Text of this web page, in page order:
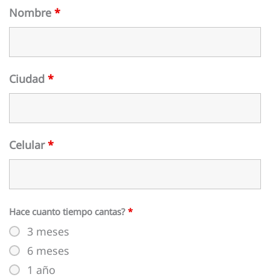
Nombre *
Ciudad *
Celular*
Hace cuanto tiempo cantas? *
3 meses
6 meses
1 año